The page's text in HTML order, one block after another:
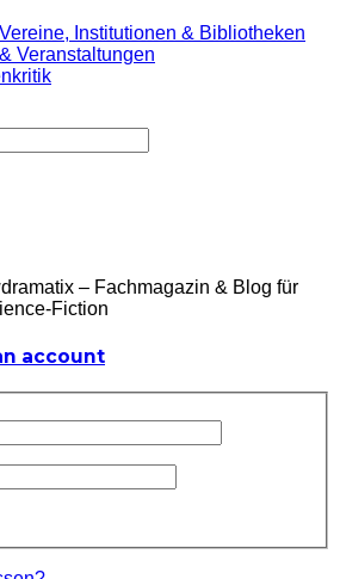
Institutionen & Bibliotheken
Veranstaltungen
– Fachmagazin & Blog für
Fiction
account